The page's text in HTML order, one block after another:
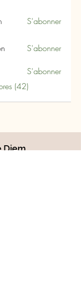
S'abonner
S'abonner
S'abonner
(42)
Diem